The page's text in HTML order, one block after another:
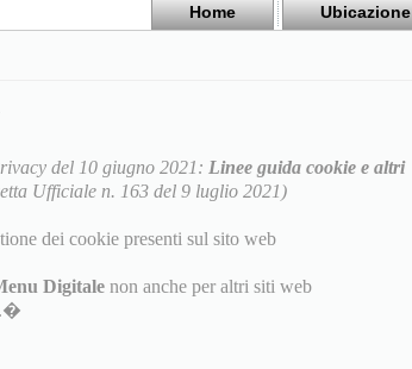
Home Ubicazione
del 10 giugno 2021: Linee guida cookie e altri
Ufficiale n. 163 del 9 luglio 2021)
dei cookie presenti sul sito web
Digitale non anche per altri siti web